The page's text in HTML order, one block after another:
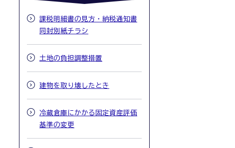
課税明細書の見方・納税通知書
同封別紙チラシ
土地の負担調整措置
建物を取り壊したとき
冷蔵倉庫にかかる固定資産評価
基準の変更